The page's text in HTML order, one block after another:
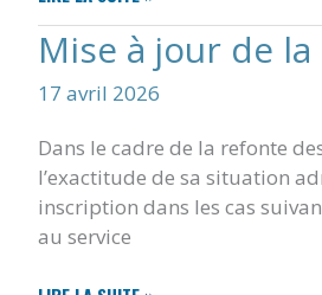
:
MISE
EN
LIGNE
SIMULATEUR
DE
COEFFICIENT
DE
Mise à jour de
17 avril 2026
Dans le cadre de la refonte
l’exactitude de sa situation
inscription dans les cas
au service